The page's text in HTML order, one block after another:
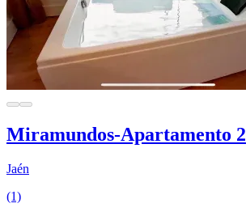
Miramundos-Apartamento 2
Jaén
(1)